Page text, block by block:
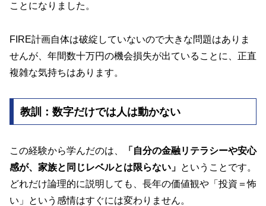
ことになりました。
FIRE計画自体は破綻していないので大きな問題はありま
せんが、年間数十万円の機会損失が出ていることに、正直
複雑な気持ちはあります。
教訓：数字だけでは人は動かない
この経験から学んだのは、
「自分の金融リテラシーや安心
感が、家族と同じレベルとは限らない」 ということです。
どれだけ論理的に説明しても、長年の価値観や「投資＝怖
い」という感情はすぐには変わりません。